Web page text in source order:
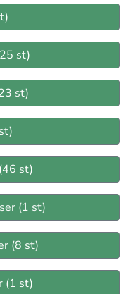
st)
st)
st)
(1 st)
(8 st)
(1 st)